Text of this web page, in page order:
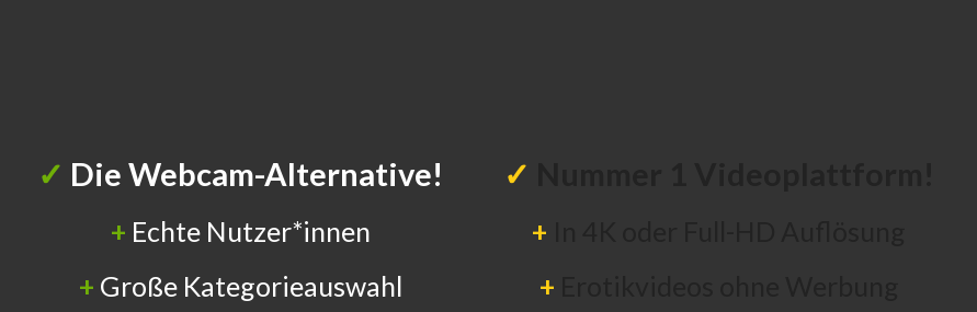
✓ Die Webcam-Alternative!
+ Echte Nutzer*innen
+ Große Kategorieauswahl
✓
+
+